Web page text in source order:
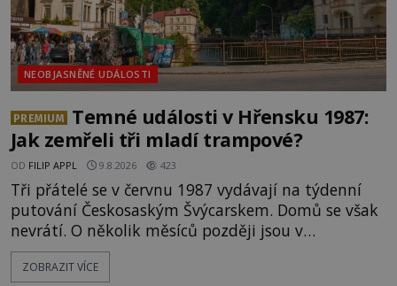
NEOBJASNĚNÉ UDÁLOSTI
PREMIUM
Temné události v Hřensku 1987:
Jak zemřeli tři mladí trampové?
OD FILIP APPL 9.8.2026 423
Tři přátelé se v červnu 1987 vydávají na týdenní
putování Českosaským Švýcarskem. Domů se však
nevrátí. O několik měsíců později jsou v
nepřístupných skalách u Hřenska nalezeny jejich
kostry – a s nimi stopy, které se jen obtížně slučují
ZOBRAZIT VÍCE